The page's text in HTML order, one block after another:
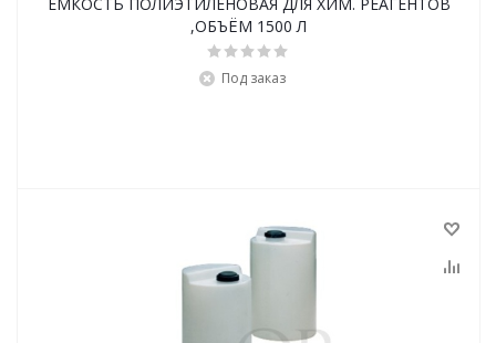
,ОБЪЁМ 1500 Л
Под заказ